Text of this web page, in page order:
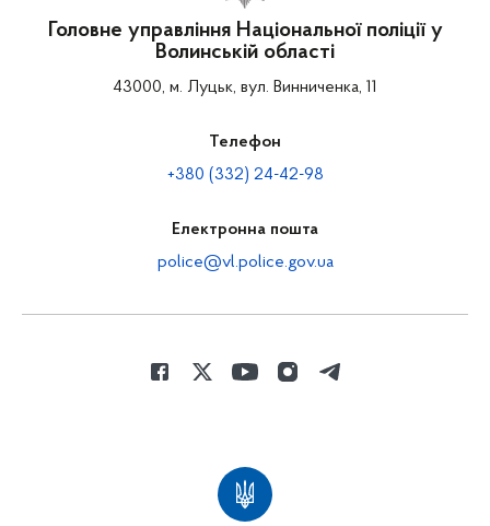
Головне управління Національної поліції у
Волинській області
43000, м. Луцьк, вул. Винниченка, 11
Телефон
+380 (332) 24-42-98
Електронна пошта
police@vl.police.gov.ua